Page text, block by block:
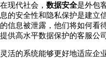
在现代社会， 数据安全是外包
息的安全性和隐私保护是建立
的信息被泄露，他们将如何看
提供高水平数据保护的客服公
灵活的系统能够更好地适应企